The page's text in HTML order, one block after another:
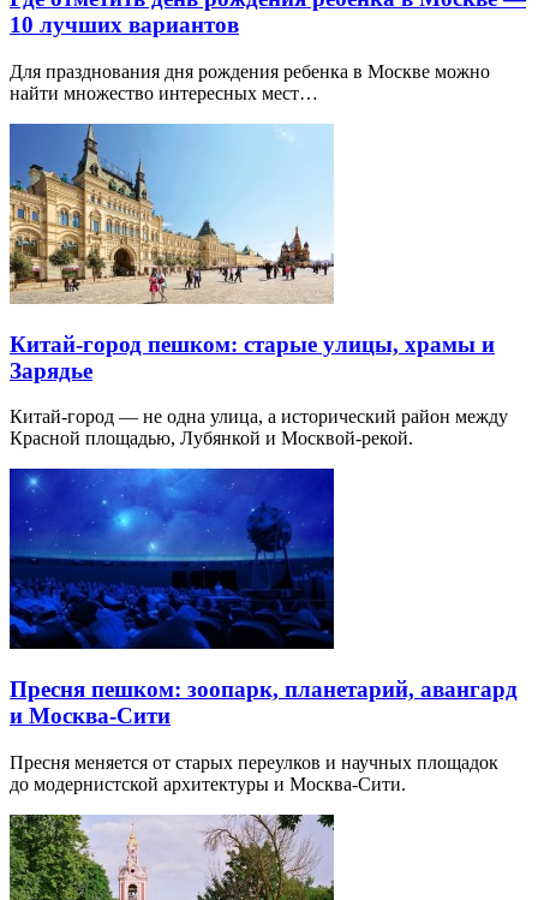
10 лучших вариантов
Для празднования дня рождения ребенка в Москве можно
найти множество интересных мест…
Китай-город пешком: старые улицы, храмы и
Зарядье
Китай-город — не одна улица, а исторический район между
Красной площадью, Лубянкой и Москвой-рекой.
Пресня пешком: зоопарк, планетарий, авангард
и Москва-Сити
Пресня меняется от старых переулков и научных площадок
до модернистской архитектуры и Москва-Сити.